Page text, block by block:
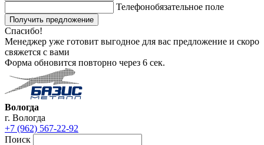
Телефонобязательное поле
Получить предложение
Спасибо!
Менеджер уже готовит выгодное для вас предложение и скоро
свяжется с вами
Форма обновится повторно через 6 сек.
Вологда
г. Вологда
+7 (962) 567-22-92
Поиск